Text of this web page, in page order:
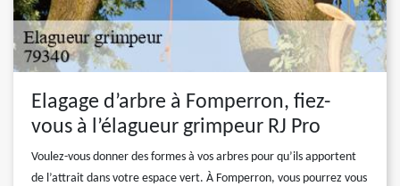
Elagage d’arbre à Fomperron, fiez-
vous à l’élagueur grimpeur RJ Pro
Voulez-vous donner des formes à vos arbres pour qu’ils apportent
de l’attrait dans votre espace vert. À Fomperron, vous pourrez vous